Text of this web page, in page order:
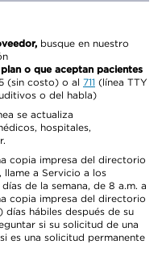
busque en nuestro
o que aceptan pacientes
(sin costo) o al 711 (línea TTY
o del habla)
se actualiza
hospitales,
copia impresa del directorio
llame a Servicio a los
de la semana, de 8 a.m. a
copia impresa del directorio
hábiles después de su
si su solicitud de una
es una solicitud permanente